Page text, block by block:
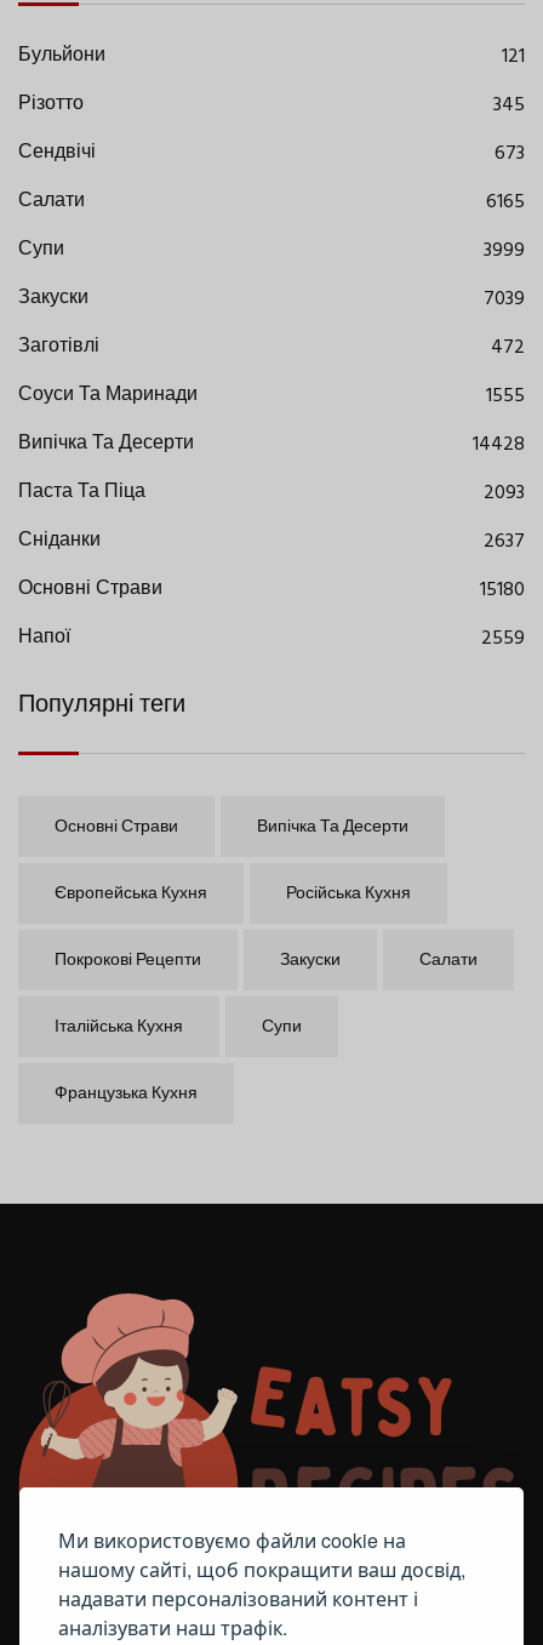
Ми використовуємо файли cookie на
нашому сайті, щоб покращити ваш досвід,
надавати персоналізований контент і
аналізувати наш трафік.
Бульйони
121
Різотто
345
Сендвічі
673
Салати
6165
Супи
3999
Закуски
7039
Заготівлі
472
Соуси Та Маринади
1555
Випічка Та Десерти
14428
Паста Та Піца
2093
Сніданки
2637
Основні Страви
15180
Напої
2559
Популярні теги
Основні Страви Випічка Та Десерти
Європейська Кухня Російська Кухня
Покрокові Рецепти Закуски Салати
Італійська Кухня Супи
Французька Кухня